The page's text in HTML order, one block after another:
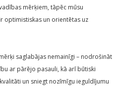
mērķiem, tāpēc mūsu
optimistiskas un orientētas uz
saglabājas nemainīgi – nodrošināt
ar pārējo pasauli, kā arī būtiski
un sniegt nozīmīgu ieguldījumu